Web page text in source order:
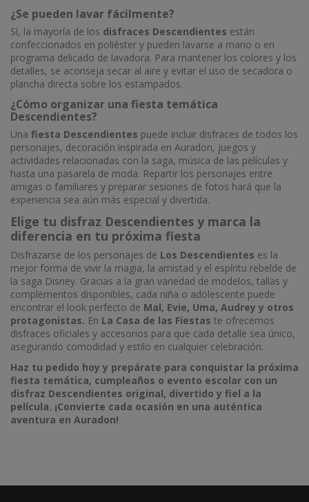
¿Se pueden lavar fácilmente?
Sí, la mayoría de los disfraces Descendientes están
confeccionados en poliéster y pueden lavarse a mano o en
programa delicado de lavadora. Para mantener los colores y los
detalles, se aconseja secar al aire y evitar el uso de secadora o
plancha directa sobre los estampados.
¿Cómo organizar una fiesta temática
Descendientes?
Una fiesta Descendientes puede incluir disfraces de todos los
personajes, decoración inspirada en Auradon, juegos y
actividades relacionadas con la saga, música de las películas y
hasta una pasarela de moda. Repartir los personajes entre
amigas o familiares y preparar sesiones de fotos hará que la
experiencia sea aún más especial y divertida.
Elige tu disfraz Descendientes y marca la
diferencia en tu próxima fiesta
Disfrazarse de los personajes de Los Descendientes es la
mejor forma de vivir la magia, la amistad y el espíritu rebelde de
la saga Disney. Gracias a la gran variedad de modelos, tallas y
complementos disponibles, cada niña o adolescente puede
encontrar el look perfecto de Mal, Evie, Uma, Audrey y otros
protagonistas. En La Casa de las Fiestas te ofrecemos
disfraces oficiales y accesorios para que cada detalle sea único,
asegurando comodidad y estilo en cualquier celebración.
Haz tu pedido hoy y prepárate para conquistar la próxima
fiesta temática, cumpleaños o evento escolar con un
disfraz Descendientes original, divertido y fiel a la
película. ¡Convierte cada ocasión en una auténtica
aventura en Auradon!